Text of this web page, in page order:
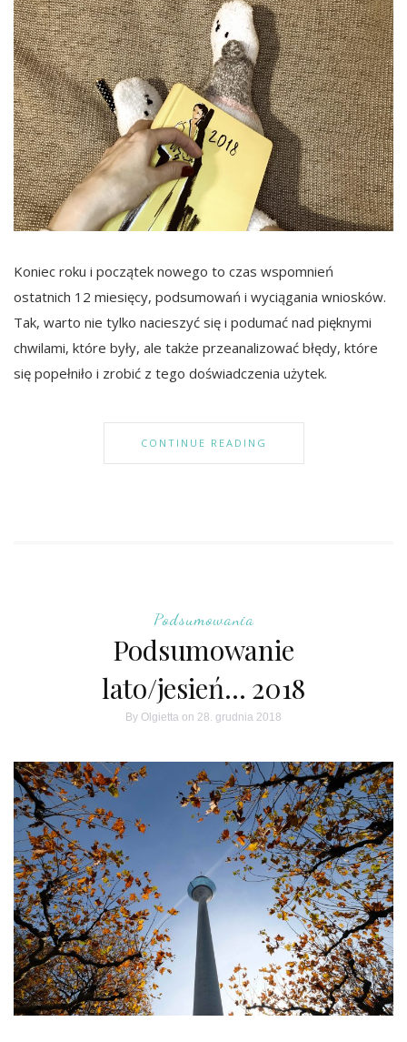
Koniec roku i początek nowego to czas wspomnień
ostatnich 12 miesięcy, podsumowań i wyciągania wniosków.
Tak, warto nie tylko nacieszyć się i podumać nad pięknymi
chwilami, które były, ale także przeanalizować błędy, które
się popełniło i zrobić z tego doświadczenia użytek.
CONTINUE READING
Podsumowania
Podsumowanie
lato/jesień… 2018
By Olgietta on 28. grudnia 2018